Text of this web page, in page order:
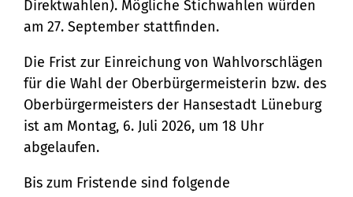
Wohnen
Tourismus
Veranstaltungskalender
(Metropolregion HH)
Stadtteilarbeit
Bürger:innenbeteiligung
Ehrenamt
Ortsrecht
Straßenreinigung und
Winterdienst
Telefon:
04131 - 309-0
E-Mail:
stadt@stadt.lueneburg.de
Direktwahlen). Mögliche Stichwahlen würden
am 27. September stattfinden.
Die Frist zur Einreichung von Wahlvorschlägen
für die Wahl der Oberbürgermeisterin bzw. des
Oberbürgermeisters der Hansestadt Lüneburg
ist am Montag, 6. Juli 2026, um 18 Uhr
abgelaufen.
Bis zum Fristende sind folgende